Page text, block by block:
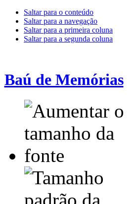
Saltar para o conteúdo
Saltar para a navegação
Saltar para a primeira coluna
Saltar para a segunda coluna
Baú de Memórias